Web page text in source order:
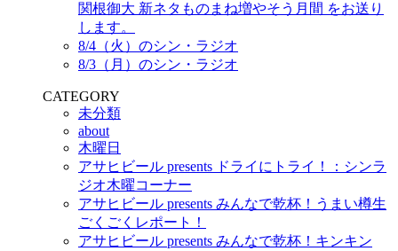
関根御大 新ネタものまね増やそう月間 をお送り
します。
8/4（火）のシン・ラジオ
8/3（月）のシン・ラジオ
CATEGORY
未分類
about
木曜日
アサヒビール presents ドライにトライ！：シンラ
ジオ木曜コーナー
アサヒビール presents みんなで乾杯！うまい樽生
ごくごくレポート！
アサヒビール presents みんなで乾杯！キンキン